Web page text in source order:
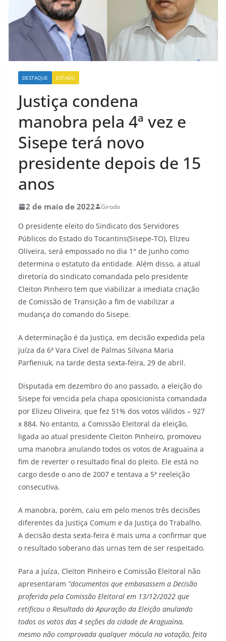
DESTAQUE ESTADO
Justiça condena
manobra pela 4ª vez e
Sisepe terá novo
presidente depois de 15
anos
2 de maio de 2022 Girodo
O presidente eleito do Sindicato dos Servidores
Públicos do Estado do Tocantins(Sisepe-TO), Elizeu
Oliveira, será empossado no dia 1° de junho como
determina o estatuto da entidade. Além disso, a atual
diretoria do sindicato comandada pelo presidente
Cleiton Pinheiro tem que viabilizar a imediata criação
de Comissão de Transição a fim de viabilizar a
mudança do comando do Sisepe.
A determinação é da Justiça, em decisão expedida pela
juíza da 6ª Vara Cível de Palmas Silvana Maria
Parfieniuk, na tarde desta sexta-feira, 29 de abril.
Disputada em dezembro do ano passado, a eleição do
Sisepe foi vencida pela chapa oposicionista comandada
por Elizeu Oliveira, que fez 51% dos votos válidos – 927
x 884. No entanto, a Comissão Eleitoral da eleição,
ligada ao atual presidente Cleiton Pinheiro, promoveu
uma manobra anulando todos os votos de Araguaína a
fim de reverter o resultado final do pleito. Ele está no
cargo desde o ano de 2007 e tentava a 5ª reeleição
consecutiva.
A manobra, porém, caiu em pelo menos três decisões
diferentes da Justiça Comum e da Justiça do Trabalho.
A decisão desta sexta-feira é mais uma a confirmar que
o resultado soberano das urnas tem de ser respeitado.
Para a juíza, Cleiton Pinheiro e Comissão Eleitoral não
apresentaram “documentos que embasassem a Decisão
proferida pela Comissão Eleitoral em 13/12/2022 que
retificou o Resultado da Apuração da Eleição anulando
todos os votos das 4 seções da cidade de Araguaína,
mesmo não comprovada qualquer mácula na votação, feita